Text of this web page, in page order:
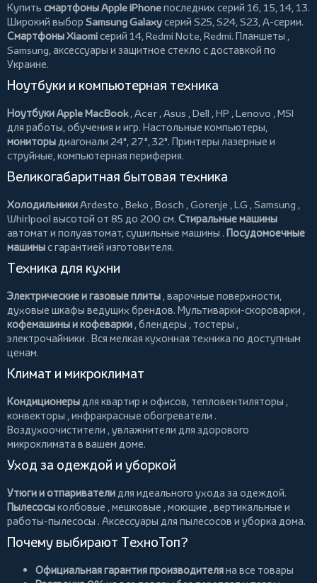
Купить смартфоны Apple iPhoneпоследних серий 16, 15, 14, 13.
Широкий выбор Samsung Galaxyсерий S25, S24, S23, A-серии.
Смартфоны Xiaomiсерий 14, Redmi Note, Redmi. Планшеты ,
Samsung, аксессуары и защитное стекло с доставкой по
Украине.
Ноутбуки и компьютерная техника
Ноутбуки Apple MacBook,Acer ,Asus ,Dell ,HP ,Lenovo ,MSI
для работы, обучения и игр. Настольные компьютеры,
мониторыдиагонали 24", 27", 32". Принтеры лазерные и
струйные, компьютерная периферия.
Великогабаритная бытовая техника
ХолодильникиArdesto ,Beko ,Bosch ,Gorenje ,LG ,Samsung ,
Whirlpool высотой от 85 до 200 см. Стиральные машины
автомат и полуавтомат,сушильные машины . Посудомоечные
машиныс гарантией изготовителя.
Техника для кухни
Электрические и газовые плиты , варочные поверхности,
духовые шкафы ведущих брендов. Мультиварки-скороварки ,
кофемашины и кофеварки ,блендеры , тостеры ,
электрочайники . Вся мелкая кухонная техника по доступным
ценам.
Климат и микроклимат
Кондиционерыдля квартир и офисов, тепловентиляторы ,
конвекторы ,инфракрасные обогреватели .
Воздухоочистители , увлажнители для здорового
микроклимата в вашем доме.
Уход за одеждой и уборкой
Утюги и отпаривателидля идеального ухода за одеждой.
Пылесосыколбовые ,мешковые ,моющие ,вертикальные и
работы-пылесосы . Аксессуары для пылесосов и уборка дома.
Почему выбирают ТехноТоп?
Официальная гарантия производителяна все товары